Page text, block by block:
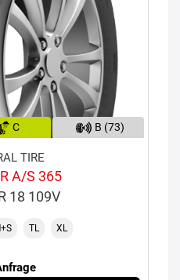
C B (73)
TIRE
A/S 365
18 109V
TL XL